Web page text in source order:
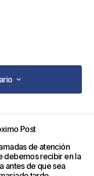
están
Post
de atención
debemos recibir en la
antes de que sea